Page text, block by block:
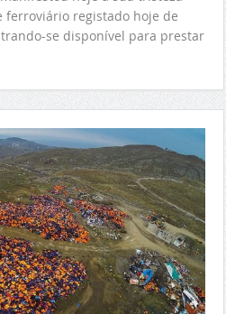
ferroviário registado hoje de
se disponível para prestar